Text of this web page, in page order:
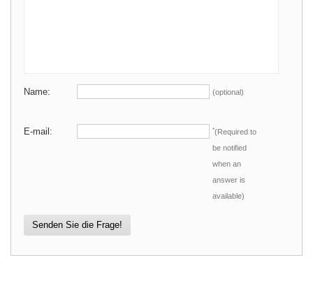
Name: (optional)
E-mail: *(Required to
be notified
when an
answer is
available)
Senden Sie die Frage!